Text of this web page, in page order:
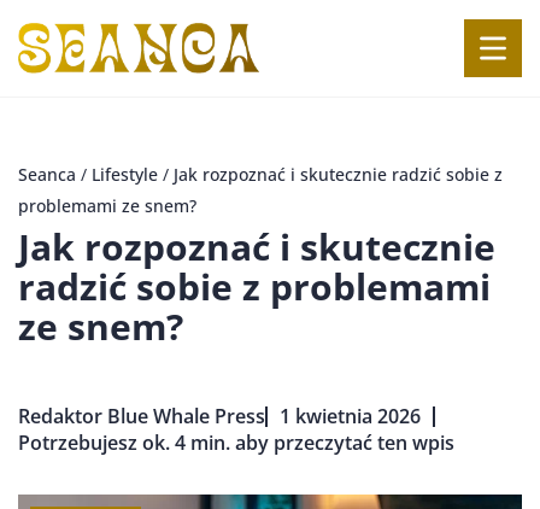
Seanca / Lifestyle / Jak rozpoznać i skutecznie radzić sobie z
problemami ze snem?
Jak rozpoznać i skutecznie
radzić sobie z problemami
ze snem?
Redaktor Blue Whale Press
1 kwietnia 2026
Potrzebujesz ok. 4 min. aby przeczytać ten wpis